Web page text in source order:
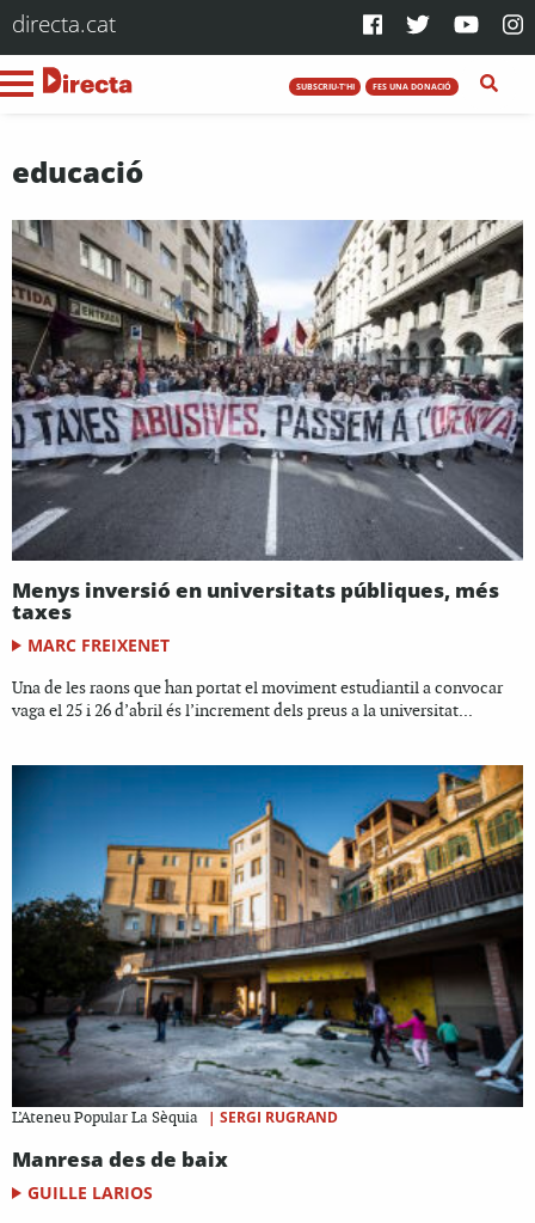
directa.cat
SUBSCRIU-T'HI FES UNA DONACIÓ
educació
Menys inversió en universitats públiques, més
taxes
MARC FREIXENET
Una de les raons que han portat el moviment estudiantil a convocar
vaga el 25 i 26 d’abril és l’increment dels preus a la universitat...
L’Ateneu Popular La Sèquia | SERGI RUGRAND
Manresa des de baix
GUILLE LARIOS